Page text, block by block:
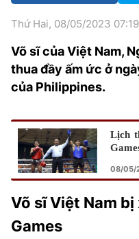
DIỄN ĐÀN
NHỊP ĐẬP SỨC KHỎE
VIẾT LẠI ƯỚC MƠ
GIẢI TRÍ
ÂM NHẠC
TIN TỨC
ẢNH
ẨM THỰC
TƯ VẤN
THẾ GIỚI SAO
TIÊU ĐIỂM - SPOTLIGHT
BẠN CẦN BIẾT
INFOGRAPHIC
E-MAGAZINE
Thứ Hai, 08/05/2023
Võ sĩ của Việt Nam,
thua đầy ấm ức ở
của Philippines.
Lịch
08/05/
Võ sĩ Việt Nam
Games